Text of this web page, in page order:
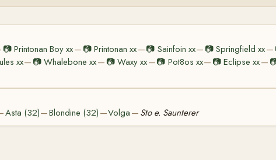
📷 Printonan Boy xx— 📷Printonan xx—📷 Sainfoin xx— 📷Springfield xx—
xx— 📷 Whalebone xx— 📷Waxy xx—📷 Pot8os xx— 📷Eclipse xx—
Asta (32)—Blondine (32) —Volga — Sto e. Saunterer